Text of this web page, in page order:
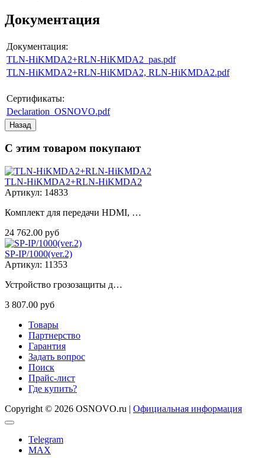
Документация
Документация:
TLN-HiKMDA2+RLN-HiKMDA2_pas.pdf
TLN-HiKMDA2+RLN-HiKMDA2, RLN-HiKMDA2.pdf
Сертификаты:
Declaration_OSNOVO.pdf
С этим товаром покупают
TLN-HiKMDA2+RLN-HiKMDA2
Артикул: 14833
Комплект для передачи HDMI, …
24 762.00 руб
SP-IP/1000(ver.2)
Артикул: 11353
Устройство грозозащиты д…
3 807.00 руб
Товары
Партнерство
Гарантия
Задать вопрос
Поиск
Прайс-лист
Где купить?
Copyright © 2026 OSNOVO.ru | Официальная информация
Telegram
MAX